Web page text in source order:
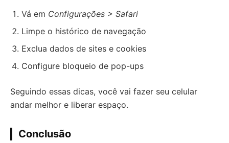
Vá em Configurações > Safari
Limpe o histórico de navegação
Exclua dados de sites e cookies
Configure bloqueio de pop-ups
Seguindo essas dicas, você vai fazer seu celular
andar melhor e liberar espaço.
Conclusão